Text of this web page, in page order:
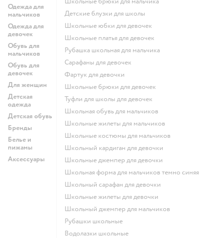
Одежда для
мальчиков
Одежда для
девочек
Обувь для
мальчиков
Обувь для
девочек
Для женщин
Детская
одежда
Детская обувь
Бренды
Белье и
пижамы
Аксессуары
Детские блузки для школы
Школьные юбки для девочек
Школьные платья для девочек
Рубашка школьная для мальчика
Сарафаны для девочек
Фартук для девочки
Школьные брюки для девочек
Туфли для школы для девочек
Школьная обувь для мальчиков
Школьные жилеты для мальчиков
Школьные костюмы для мальчиков
Школьный кардиган для девочки
Школьные джемпер для девочки
Школьная форма для мальчиков темно синяя
Школьный сарафан для девочки
Школьные жилеты для девочки
Школьный джемпер для мальчиков
Рубашки школьные
Водолазки школьные